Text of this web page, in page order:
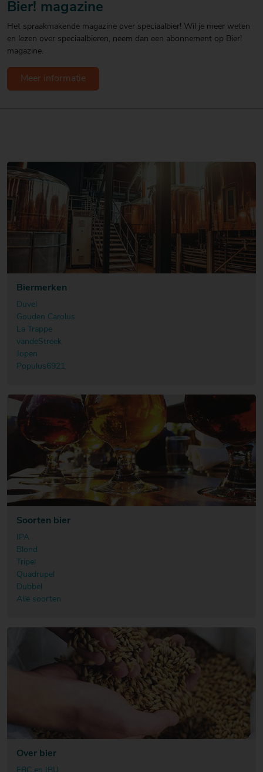
Bier! magazine
Het spraakmakende magazine over speciaalbier! Wil je meer weten
en lezen over speciaalbieren, neem dan een abonnement op Bier!
magazine.
Meer informatie
Biermerken
Duvel
Gouden Carolus
La Trappe
vandeStreek
Jopen
Populus6921
Soorten bier
IPA
Blond
Tripel
Quadrupel
Dubbel
Alle soorten
Over bier